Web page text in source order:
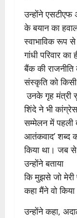
उन्होंने एसटीएफ
के बयान का
स्वाभाविक रूप से
गांधी परिवार
बैंक की
संस्कृति को
उनके गृह मंत्री
शिंदे ने भी
सम्मेलन में पहली
आतंकवाद’ शब्द
किया था। जब से
उन्होंने बताया
कि मुझसे जो मेरी
कहा मैंने वो
उन्होंने कहा,